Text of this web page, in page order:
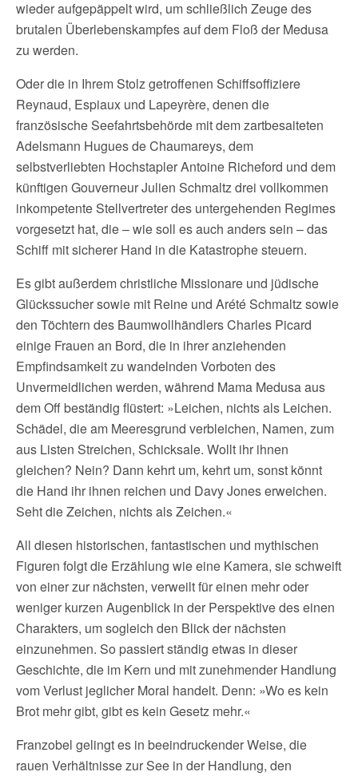
wieder aufgepäppelt wird, um schließlich Zeuge des
brutalen Überlebenskampfes auf dem Floß der Medusa
zu werden.
Oder die in Ihrem Stolz getroffenen Schiffsoffiziere
Reynaud, Espiaux und Lapeyrère, denen die
französische Seefahrtsbehörde mit dem zartbesaiteten
Adelsmann Hugues de Chaumareys, dem
selbstverliebten Hochstapler Antoine Richeford und dem
künftigen Gouverneur Julien Schmaltz drei vollkommen
inkompetente Stellvertreter des untergehenden Regimes
vorgesetzt hat, die – wie soll es auch anders sein – das
Schiff mit sicherer Hand in die Katastrophe steuern.
Es gibt außerdem christliche Missionare und jüdische
Glückssucher sowie mit Reine und Arété Schmaltz sowie
den Töchtern des Baumwollhändlers Charles Picard
einige Frauen an Bord, die in ihrer anziehenden
Empfindsamkeit zu wandelnden Vorboten des
Unvermeidlichen werden, während Mama Medusa aus
dem Off beständig flüstert: »Leichen, nichts als Leichen.
Schädel, die am Meeresgrund verbleichen, Namen, zum
aus Listen Streichen, Schicksale. Wollt ihr ihnen
gleichen? Nein? Dann kehrt um, kehrt um, sonst könnt
die Hand ihr ihnen reichen und Davy Jones erweichen.
Seht die Zeichen, nichts als Zeichen.«
All diesen historischen, fantastischen und mythischen
Figuren folgt die Erzählung wie eine Kamera, sie schweift
von einer zur nächsten, verweilt für einen mehr oder
weniger kurzen Augenblick in der Perspektive des einen
Charakters, um sogleich den Blick der nächsten
einzunehmen. So passiert ständig etwas in dieser
Geschichte, die im Kern und mit zunehmender Handlung
vom Verlust jeglicher Moral handelt. Denn: »Wo es kein
Brot mehr gibt, gibt es kein Gesetz mehr.«
Franzobel gelingt es in beeindruckender Weise, die
rauen Verhältnisse zur See in der Handlung, den